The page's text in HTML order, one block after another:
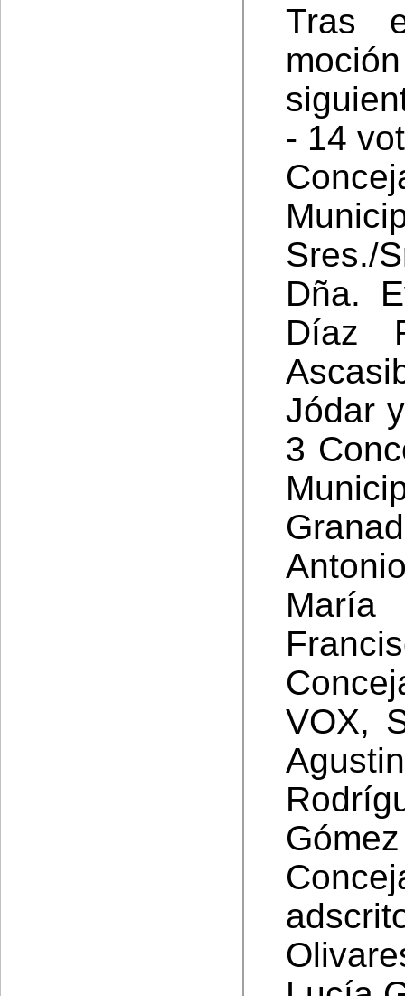
Tras
- 14
Sres./
Dña.
Díaz
Jódar
3
VOX,